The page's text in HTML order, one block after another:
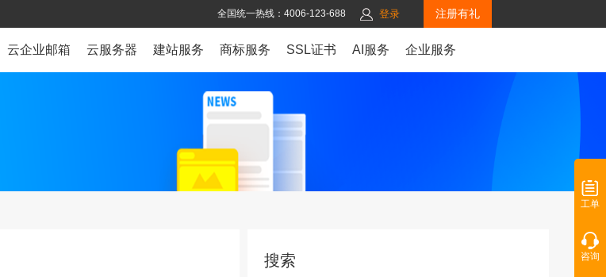
全国统一热线：4006-123-688 登录 注册有礼
云企业邮箱 云服务器 建站服务 商标服务 SSL证书 AI服务 企业服务
工单
咨询
搜索